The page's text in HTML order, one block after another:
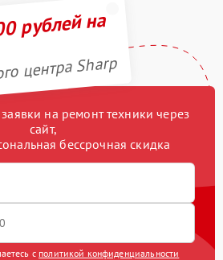
рублей на
центра Sharp
на ремонт техники через
сайт,
бессрочная скидка
с политикой конфиденциальности